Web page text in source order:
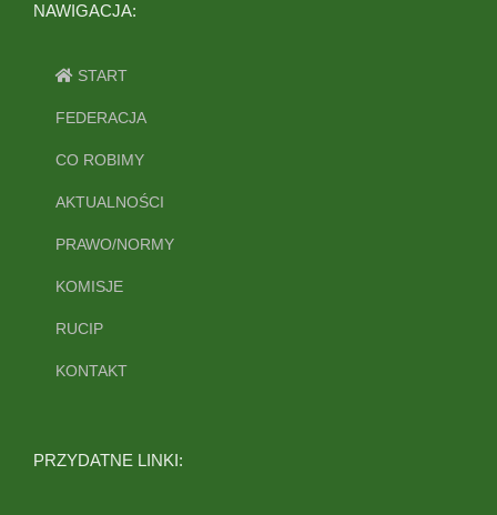
NAWIGACJA:
START
FEDERACJA
CO ROBIMY
AKTUALNOŚCI
PRAWO/NORMY
KOMISJE
RUCIP
KONTAKT
PRZYDATNE LINKI: